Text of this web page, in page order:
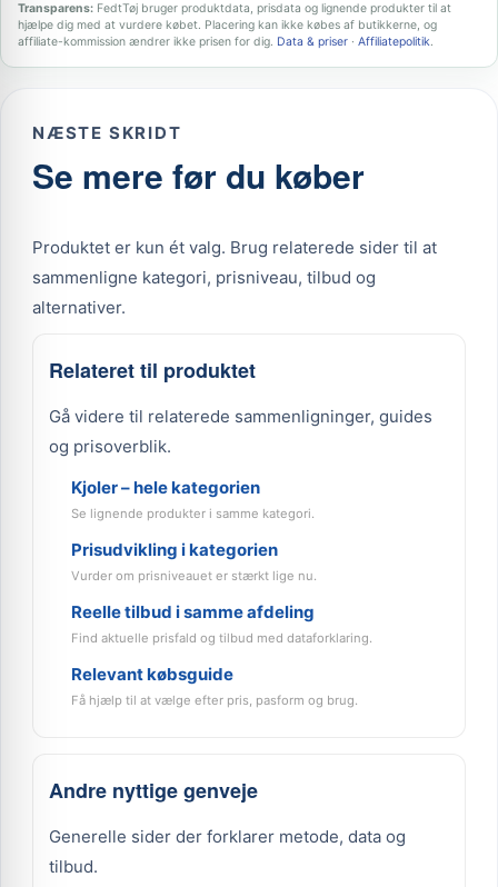
Transparens: FedtTøj bruger produktdata, prisdata og lignende produkter til at
hjælpe dig med at vurdere købet. Placering kan ikke købes af butikkerne, og
affiliate-kommission ændrer ikke prisen for dig. Data & priser · Affiliatepolitik.
NÆSTE SKRIDT
Se mere før du køber
Produktet er kun ét valg. Brug relaterede sider til at
sammenligne kategori, prisniveau, tilbud og
alternativer.
Relateret til produktet
Gå videre til relaterede sammenligninger, guides
og prisoverblik.
Kjoler – hele kategorien
Se lignende produkter i samme kategori.
Prisudvikling i kategorien
Vurder om prisniveauet er stærkt lige nu.
Reelle tilbud i samme afdeling
Find aktuelle prisfald og tilbud med dataforklaring.
Relevant købsguide
Få hjælp til at vælge efter pris, pasform og brug.
Andre nyttige genveje
Generelle sider der forklarer metode, data og
tilbud.